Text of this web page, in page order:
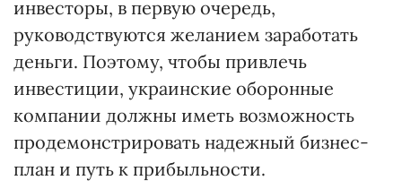
инвесторы, в первую очередь,
руководствуются желанием заработать
деньги. Поэтому, чтобы привлечь
инвестиции, украинские оборонные
компании должны иметь возможность
продемонстрировать надежный бизнес-
план и путь к прибыльности.